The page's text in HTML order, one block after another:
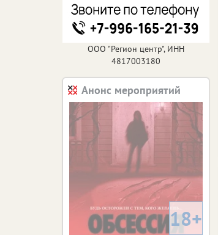
ООО "Регион центр", ИНН
4817003180
Анонс мероприятий
18+